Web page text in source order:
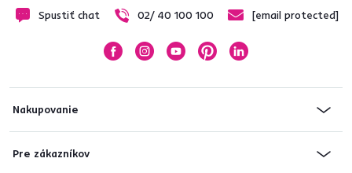
Spustiť chat 02/ 40 100 100 [email protected]
Nakupovanie
Pre zákazníkov